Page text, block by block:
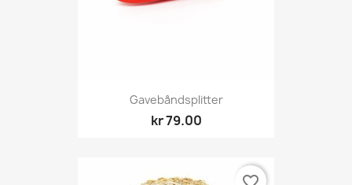
Gavebåndsplitter
kr 79.00